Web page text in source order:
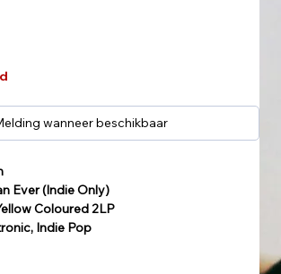
wanneer beschikbaar
Ever (Indie Only)
Coloured 2LP
Indie Pop